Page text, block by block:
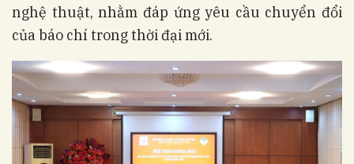
nghệ thuật, nhằm đáp ứng yêu cầu chuyển đổi
của báo chí trong thời đại mới.